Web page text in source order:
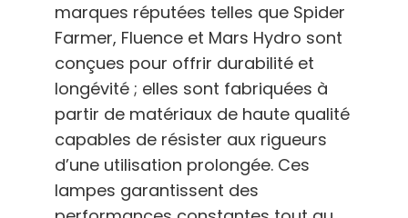
marques réputées telles que Spider
Farmer, Fluence et Mars Hydro sont
conçues pour offrir durabilité et
longévité ; elles sont fabriquées à
partir de matériaux de haute qualité
capables de résister aux rigueurs
d’une utilisation prolongée. Ces
lampes garantissent des